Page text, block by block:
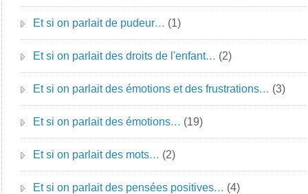
Et si on parlait de pudeur… (1)
Et si on parlait des droits de l'enfant… (2)
Et si on parlait des émotions et des frustrations… (3)
Et si on parlait des émotions… (19)
Et si on parlait des mots… (2)
Et si on parlait des pensées positives… (4)